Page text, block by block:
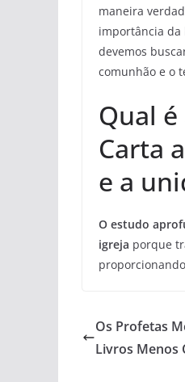
maneira
importância da
devemos
comunhão e o
Qual
Carta
e a
O estudo
igreja porque
Os Profetas
Livros Menos